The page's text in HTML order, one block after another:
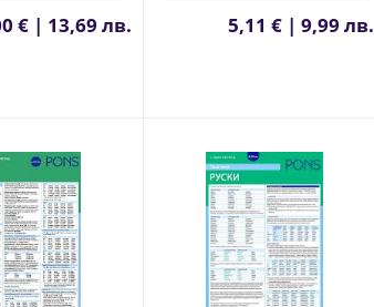
€ | 13,69 лв. 5,11 € | 9,99 лв.